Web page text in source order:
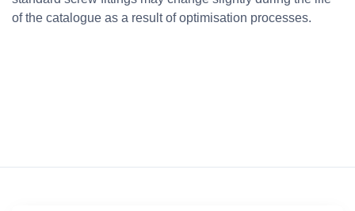
of the catalogue as a result of optimisation processes.